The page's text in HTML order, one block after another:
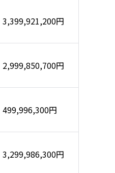
3,399,921,200円
2,999,850,700円
499,996,300円
3,299,986,300円